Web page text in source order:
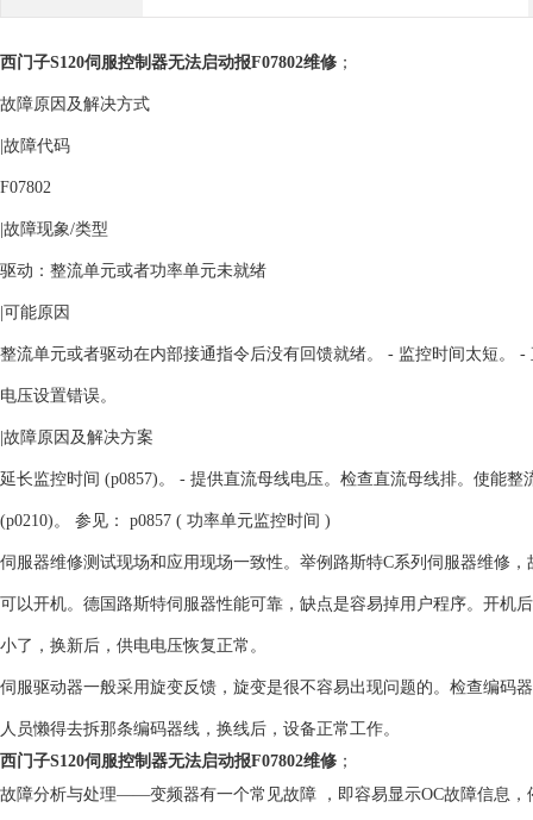
西门子S120伺服控制器无法启动报F07802维修 ；
故障原因及解决方式
|故障代码
F07802
|故障现象/类型
驱动：整流单元或者功率单元未就绪
|可能原因
整流单元或者驱动在内部接通指令后没有回馈就绪。 - 监控时间太短。
电压设置错误。
|故障原因及解决方案
延长监控时间 (p0857)。 - 提供直流母线电压。检查直流母线排。使能
(p0210)。 参见： p0857 ( 功率单元监控时间 )
伺服器维修测试现场和应用现场一致性。举例路斯特C系列伺服器维修
可以开机。德国路斯特伺服器性能可靠，缺点是容易掉用户程序。开机
小了，换新后，供电电压恢复正常。
伺服驱动器一般采用旋变反馈，旋变是很不容易出现问题的。检查编码
人员懒得去拆那条编码器线，换线后，设备正常工作。
西门子S120伺服控制器无法启动报F07802维修 ；
故障分析与处理——变频器有一个常见故障 ，即容易显示OC故障信息